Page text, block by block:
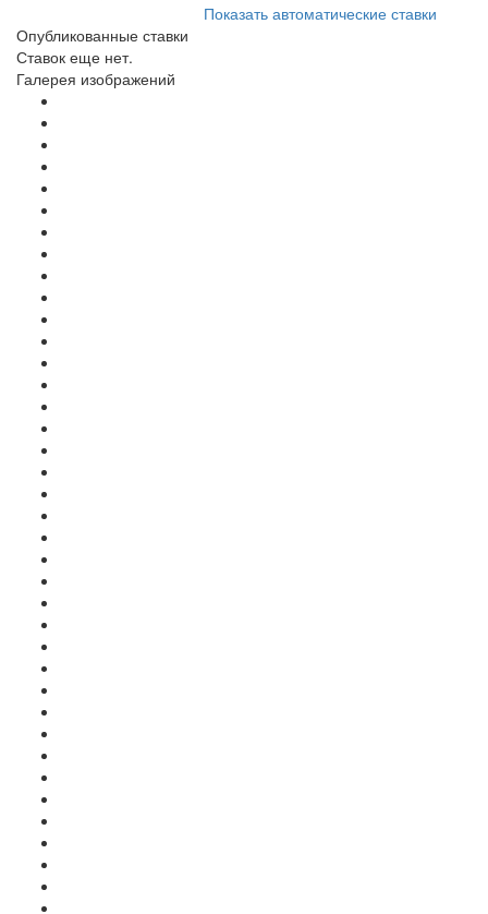
Показать автоматические ставки
Опубликованные ставки
Ставок еще нет.
Галерея изображений